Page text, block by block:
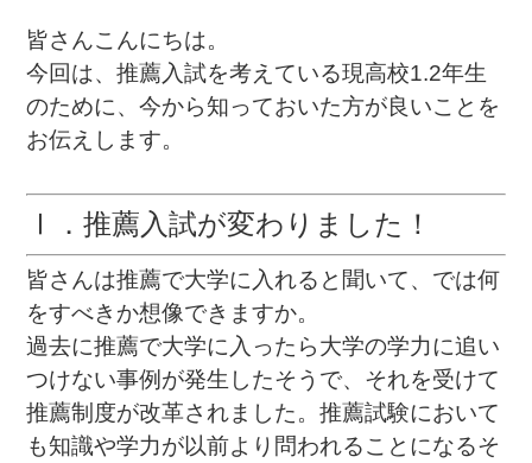
皆さんこんにちは。
今回は、推薦入試を考えている現高校1.2年生
のために、今から知っておいた方が良いことを
お伝えします。
Ⅰ．推薦入試が変わりました！
皆さんは推薦で大学に入れると聞いて、では何
をすべきか想像できますか。
過去に推薦で大学に入ったら大学の学力に追い
つけない事例が発生したそうで、それを受けて
推薦制度が改革されました。推薦試験において
も知識や学力が以前より問われることになるそ